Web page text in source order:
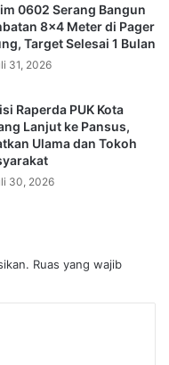
0602 Serang Bangun
8×4 Meter di Pager
Target Selesai 1 Bulan
31, 2026
Raperda PUK Kota
Lanjut ke Pansus,
Ulama dan Tokoh
30, 2026
Ruas yang wajib